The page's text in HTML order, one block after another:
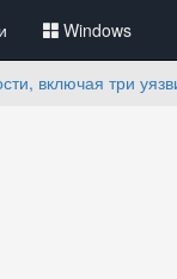
Windows
включая три